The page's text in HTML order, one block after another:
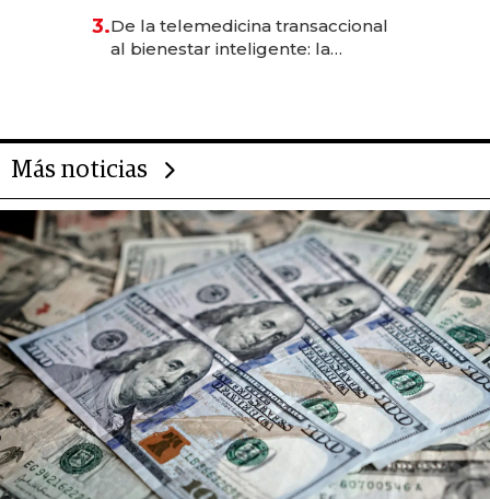
las marcas "fast premium"
3.De la telemedicina transaccional
al bienestar inteligente: la
Más noticias